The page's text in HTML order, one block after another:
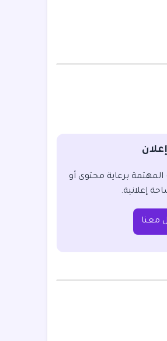
برعاية محتوى أو
إعلانية.
معنا